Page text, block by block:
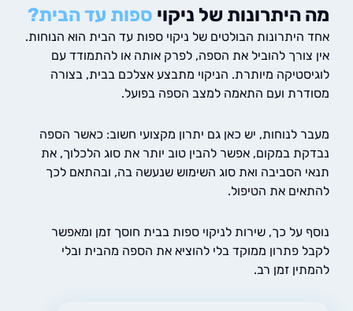
של ניקוי ספות עד הבית?
הבולטים של ניקוי ספות עד הבית הוא הנוחות.
להוביל את הספה, לפרק אותה או להתמודד עם
מיותרת. הניקוי מתבצע אצלכם בבית, בצורה
ועם התאמה למצב הספה בפועל.
לנוחות, יש כאן גם יתרון מקצועי חשוב: כאשר הספה
במקום, אפשר להבין טוב יותר את סוג הלכלוך, את
הסביבה ואת סוג השימוש שנעשה בה, ובהתאם לכך
את הטיפול.
על כך, שירות לניקוי ספות בבית חוסך זמן ומאפשר
פתרון ממוקד בלי להוציא את הספה מהבית ובלי
זמן רב.